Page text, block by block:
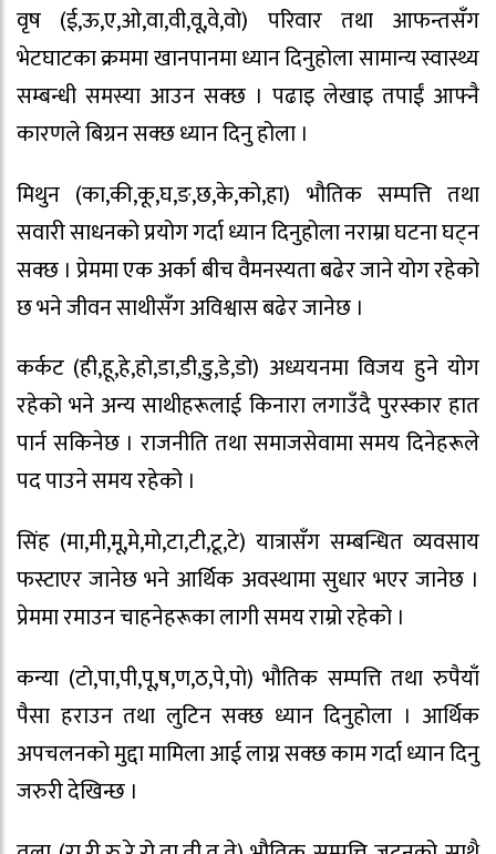
वृष (ई,ऊ,ए,ओ,वा,वी,वू,वे,वो) परिवार तथा आफन्तसँग
भेटघाटका क्रममा खानपानमा ध्यान दिनुहोला सामान्य स्वास्थ्य
सम्बन्धी समस्या आउन सक्छ । पढाइ लेखाइ तपाईं आफ्नै
कारणले बिग्रन सक्छ ध्यान दिनु होला ।
मिथुन (का,की,कू,घ,ङ,छ,के,को,हा) भौतिक सम्पत्ति तथा
सवारी साधनको प्रयोग गर्दा ध्यान दिनुहोला नराम्रा घटना घट्न
सक्छ । प्रेममा एक अर्का बीच वैमनस्यता बढेर जाने योग रहेको
छ भने जीवन साथीसँग अविश्वास बढेर जानेछ ।
कर्कट (ही,हू,हे,हो,डा,डी,डु,डे,डो) अध्ययनमा विजय हुने योग
रहेको भने अन्य साथीहरूलाई किनारा लगाउँदै पुरस्कार हात
पार्न सकिनेछ । राजनीति तथा समाजसेवामा समय दिनेहरूले
पद पाउने समय रहेको ।
सिंह (मा,मी,मू,मे,मो,टा,टी,टू,टे) यात्रासँग सम्बन्धित व्यवसाय
फस्टाएर जानेछ भने आर्थिक अवस्थामा सुधार भएर जानेछ ।
प्रेममा रमाउन चाहनेहरूका लागी समय राम्रो रहेको ।
कन्या (टो,पा,पी,पू,ष,ण,ठ,पे,पो) भौतिक सम्पत्ति तथा रुपैयाँ
पैसा हराउन तथा लुटिन सक्छ ध्यान दिनुहोला । आर्थिक
अपचलनको मुद्दा मामिला आई लाग्न सक्छ काम गर्दा ध्यान दिनु
जरुरी देखिन्छ ।